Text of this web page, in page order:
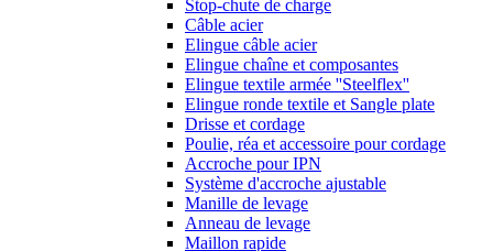
Stop-chute de charge
Câble acier
Elingue câble acier
Elingue chaîne et composantes
Elingue textile armée ''Steelflex''
Elingue ronde textile et Sangle plate
Drisse et cordage
Poulie, réa et accessoire pour cordage
Accroche pour IPN
Système d'accroche ajustable
Manille de levage
Anneau de levage
Maillon rapide